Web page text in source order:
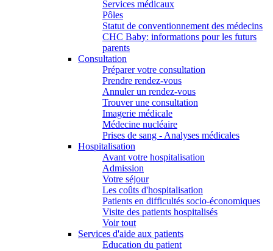
Services médicaux
Pôles
Statut de conventionnement des médecins
CHC Baby: informations pour les futurs
parents
Consultation
Préparer votre consultation
Prendre rendez-vous
Annuler un rendez-vous
Trouver une consultation
Imagerie médicale
Médecine nucléaire
Prises de sang - Analyses médicales
Hospitalisation
Avant votre hospitalisation
Admission
Votre séjour
Les coûts d'hospitalisation
Patients en difficultés socio-économiques
Visite des patients hospitalisés
Voir tout
Services d'aide aux patients
Education du patient